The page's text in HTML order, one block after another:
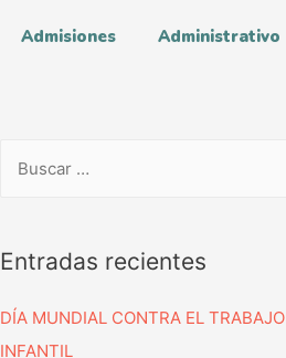
Admisiones Administrativo
Entradas recientes
DÍA MUNDIAL CONTRA EL TRABAJO
INFANTIL